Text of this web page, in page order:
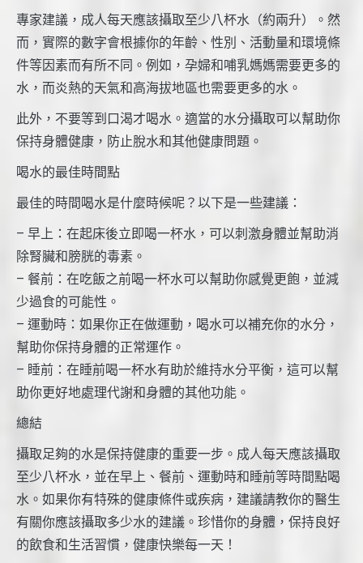
專家建議，成人每天應該攝取至少八杯水（約兩升）。然
而，實際的數字會根據你的年齡、性別、活動量和環境條
件等因素而有所不同。例如，孕婦和哺乳媽媽需要更多的
水，而炎熱的天氣和高海拔地區也需要更多的水。
此外，不要等到口渴才喝水。適當的水分攝取可以幫助你
保持身體健康，防止脫水和其他健康問題。
喝水的最佳時間點
最佳的時間喝水是什麼時候呢？以下是一些建議：
– 早上：在起床後立即喝一杯水，可以刺激身體並幫助消
除腎臟和膀胱的毒素。
– 餐前：在吃飯之前喝一杯水可以幫助你感覺更飽，並減
少過食的可能性。
– 運動時：如果你正在做運動，喝水可以補充你的水分，
幫助你保持身體的正常運作。
– 睡前：在睡前喝一杯水有助於維持水分平衡，這可以幫
助你更好地處理代謝和身體的其他功能。
總結
攝取足夠的水是保持健康的重要一步。成人每天應該攝取
至少八杯水，並在早上、餐前、運動時和睡前等時間點喝
水。如果你有特殊的健康條件或疾病，建議請教你的醫生
有關你應該攝取多少水的建議。珍惜你的身體，保持良好
的飲食和生活習慣，健康快樂每一天！